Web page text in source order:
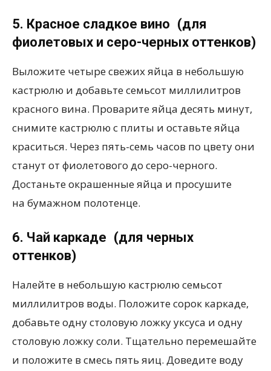
5. Красное сладкое вино (для
фиолетовых и серо-черных оттенков)
Выложите четыре свежих яйца в небольшую
кастрюлю и добавьте семьсот миллилитров
красного вина. Проварите яйца десять минут,
снимите кастрюлю с плиты и оставьте яйца
краситься. Через пять-семь часов по цвету они
станут от фиолетового до серо-черного.
Достаньте окрашенные яйца и просушите
на бумажном полотенце.
6. Чай каркаде (для черных
оттенков)
Налейте в небольшую кастрюлю семьсот
миллилитров воды. Положите сорок каркаде,
добавьте одну столовую ложку уксуса и одну
столовую ложку соли. Тщательно перемешайте
и положите в смесь пять яиц. Доведите воду